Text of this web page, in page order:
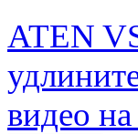
ATEN
видео